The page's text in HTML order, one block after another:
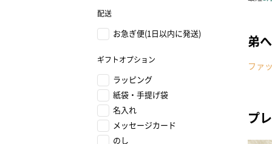
配送
お急ぎ便(1日以内に発送)
ギフトオプション
ラッピング
紙袋・手提げ袋
名入れ
メッセージカード
のし
弟
ファ
プ